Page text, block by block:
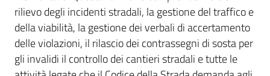
rilievo degli incidenti stradali, la gestione del traffico e
della viabilità, la gestione dei verbali di accertamento
delle violazioni, il rilascio dei contrassegni di sosta per
gli invalidi il controllo dei cantieri stradali e tutte le